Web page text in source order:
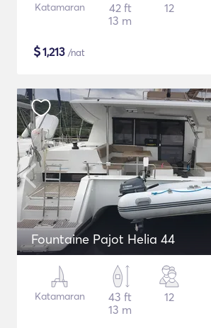
Katamaran
42 ft
13 m
12
$1,213 /nat
Fountaine Pajot Helia 44
Katamaran
43 ft
13 m
12